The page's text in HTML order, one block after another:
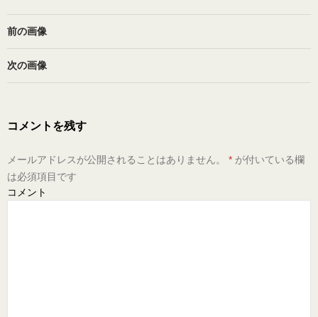
前の画像
次の画像
コメントを残す
メールアドレスが公開されることはありません。 * が付いている欄
は必須項目です
コメント